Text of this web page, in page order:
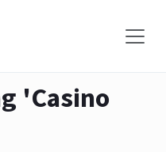
'Casino